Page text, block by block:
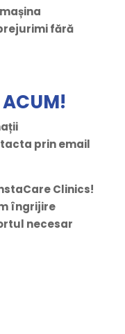
fără
prin email
Clinics!
îngrijire
necesar